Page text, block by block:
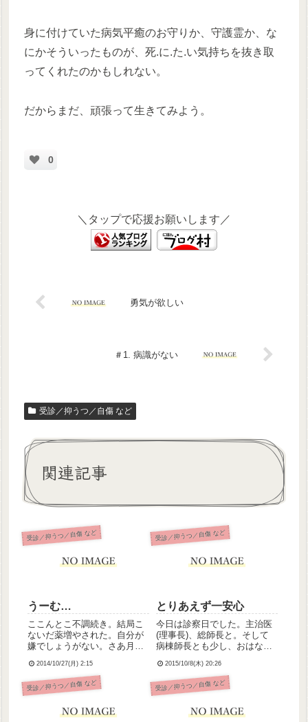
身に付けていた病気平癒のお守りか、守護霊か、な
にかそういったものが、死.に.た.い気持ちを抜き取
ってくれたのかもしれない。
だからまだ、頑張って生きてみよう。
0
＼タップで応援お願いします／
勇気が欲しい
＃1. 病識がない
受診／抑うつ／自傷 など
関連記事
受診／抑うつ／自傷 など
うーむ…
ここんとこ不調続き。結局こ
ないだ薬増やされた。自分が
嫌でしょうがない。さあ月曜
週は土曜日も出勤。5日と半
日、乗り切れるかな。やるっ
きゃない。
2014/10/27(月) 2:15
受診／抑うつ／自傷 など
とりあえず一安心
今日は診察日でした。主治医
(理事長)、総師長と。そして
病棟師長とも少し、おはなし
にたい」という思いが常にあ
ってつらいことをなんとか伝
えました。つらくても自傷や
したねと評価してもらえまし
2015/10/8(木) 20:26
受診／抑うつ／自傷 など 受診／抑うつ／自傷 など